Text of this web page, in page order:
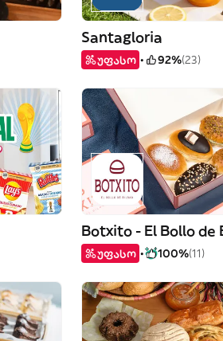
Santagloria
უფასო 92%(23)
Botxito - El Bollo de
უფასო 100%(11)